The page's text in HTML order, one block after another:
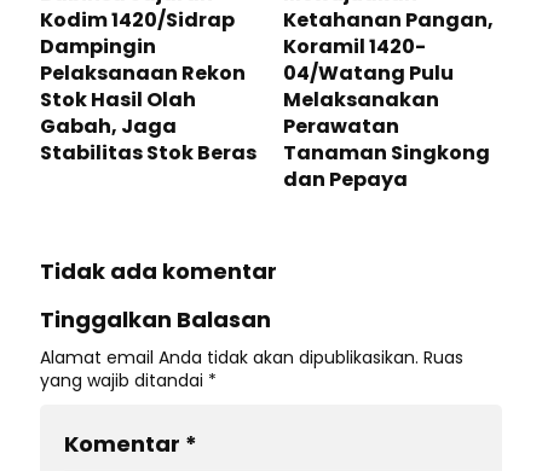
Kodim 1420/Sidrap
Dampingin
Pelaksanaan Rekon
Stok Hasil Olah
Gabah, Jaga
Stabilitas Stok Beras
Ketahanan Pangan,
Koramil 1420-
04/Watang Pulu
Melaksanakan
Perawatan
Tanaman Singkong
dan Pepaya
Tidak ada komentar
Tinggalkan Balasan
Alamat email Anda tidak akan dipublikasikan. Ruas
yang wajib ditandai *
Komentar *